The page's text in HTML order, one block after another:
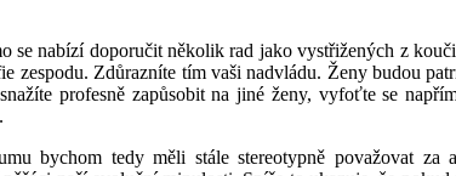
se nabízí doporučit několik rad jakovystřižených z
zespodu. Zdůrazníte tímvaši nadvládu. Ženy budou
snažíteprofesně zapůsobit na jiné ženy, vyfoťte se na
u bychom tedyměli stále stereotypně považovat za